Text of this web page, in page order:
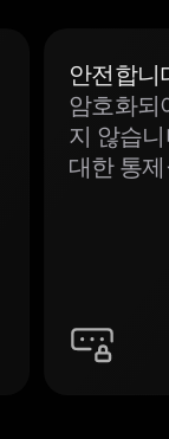
안전합니
암호화되
지 않습
대한 통